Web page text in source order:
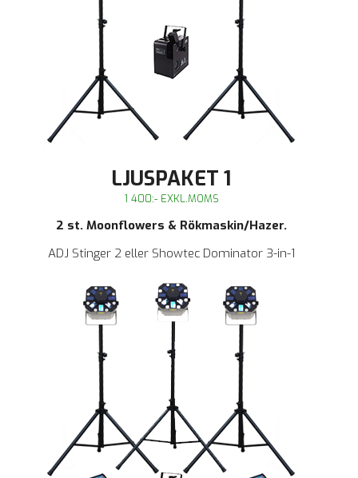
LJUSPAKET 1
1 400:- EXKL.MOMS
2 st. Moonflowers & Rökmaskin/Hazer.
ADJ Stinger 2 eller Showtec Dominator 3-in-1